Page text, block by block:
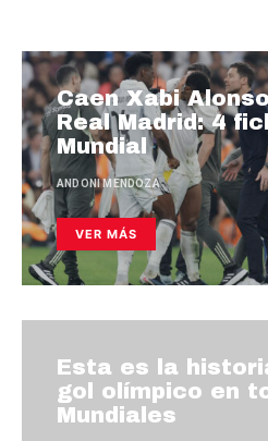
Caen Xabi
Real Madrid: 4
Mundial
ANDONI MENDOZA
VER MÁS
Esta es la
gol olímpico en
Mundiales